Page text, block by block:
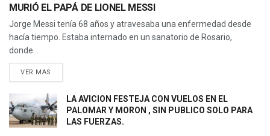
MURIÓ EL PAPÁ DE LIONEL MESSI
Jorge Messi tenía 68 años y atravesaba una enfermedad desde
hacía tiempo. Estaba internado en un sanatorio de Rosario,
donde...
VER MAS
LA AVICION FESTEJA CON VUELOS EN EL
PALOMAR Y MORON , SIN PUBLICO SOLO PARA
LAS FUERZAS.